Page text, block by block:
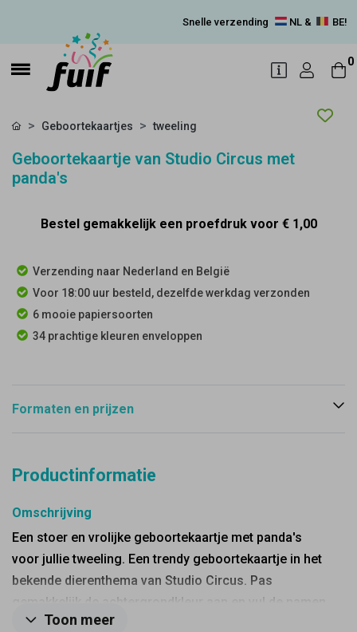
Snelle verzending NL & BE!
0
Geboortekaartjes tweeling
Geboortekaartje van Studio Circus met
panda's
Bestel gemakkelijk een proefdruk voor € 1,00
Verzending naar Nederland en België
Voor 18:00 uur besteld, dezelfde werkdag verzonden
6 mooie papiersoorten
34 prachtige kleuren enveloppen
Formaten en prijzen
Productinformatie
Omschrijving
Een stoer en vrolijke geboortekaartje met panda's
voor jullie tweeling. Een trendy geboortekaartje in het
bekende dierenthema van Studio Circus. Pas
gemakkelijk de achtergrondkleur aan en vul de namen
van jullie kindjes in in onze editor.
Toon meer